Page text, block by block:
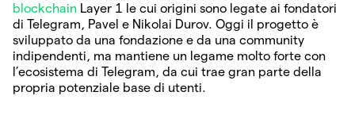
blockchain Layer 1 le cui origini sono legate ai fondatori
di Telegram, Pavel e Nikolai Durov. Oggi il progetto è
sviluppato da una fondazione e da una community
indipendenti, ma mantiene un legame molto forte con
l’ecosistema di Telegram, da cui trae gran parte della
propria potenziale base di utenti.